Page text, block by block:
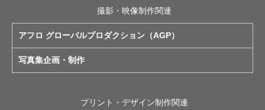
撮影・映像制作関連
アフロ グローバルプロダクション（AGP）
写真集企画・制作
プリント・デザイン制作関連